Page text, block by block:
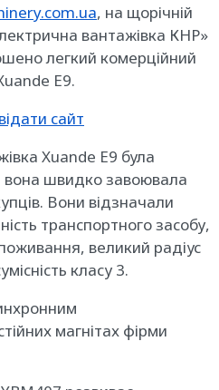
, на щорічній
вантажівка КНР»
легкий комерційний
E9.
сайт
Xuande E9 була
вона швидко завоювала
Вони відзначали
транспортного засобу,
великий радіус
класу 3.
магнітах фірми